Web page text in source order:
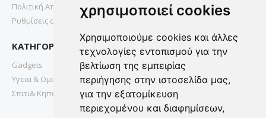
χρησιμοποιεί cookies
Χρησιμοποιούμε cookies και άλλες
τεχνολογίες εντοπισμού για την
βελτίωση της εμπειρίας
περιήγησης στην ιστοσελίδα μας,
για την εξατομίκευση
περιεχομένου και διαφημίσεων,
Πολιτική Απορρήτου
Ρυθμίσεις cookies
ΚΑΤΗΓΟΡΙΕΣ
Gadgets
Υγεια & Ομορφια
Σπιτι& Κηπος